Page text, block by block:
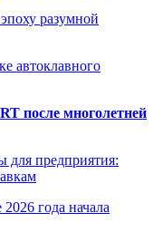
разумной
автоклавного
после многолетней
для предприятия:
года начала